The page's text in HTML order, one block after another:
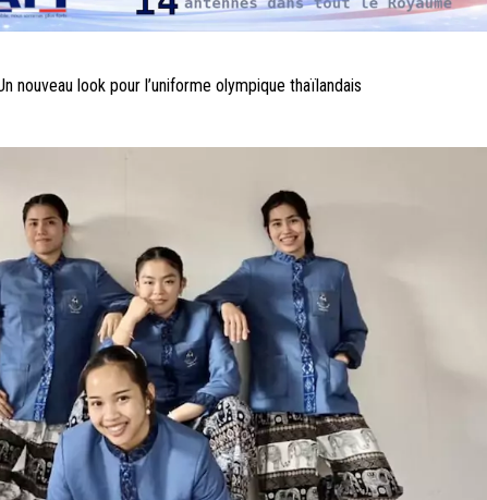
nouveau look pour l’uniforme olympique thaïlandais